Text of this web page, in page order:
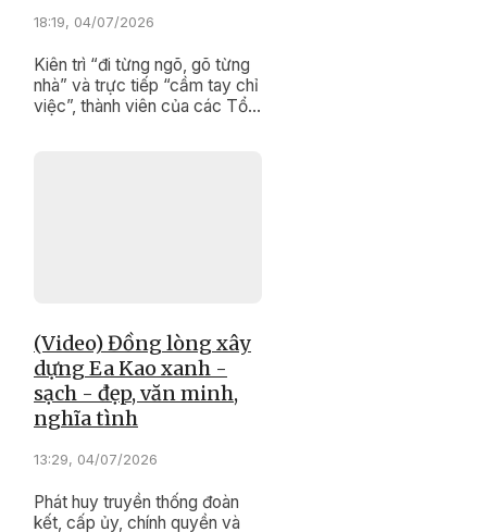
18:19, 04/07/2026
Kiên trì “đi từng ngõ, gõ từng
nhà” và trực tiếp “cầm tay chỉ
việc”, thành viên của các Tổ
(Video) Đồng lòng xây
dựng Ea Kao xanh -
sạch - đẹp, văn minh,
nghĩa tình
13:29, 04/07/2026
Phát huy truyền thống đoàn
kết, cấp ủy, chính quyền và